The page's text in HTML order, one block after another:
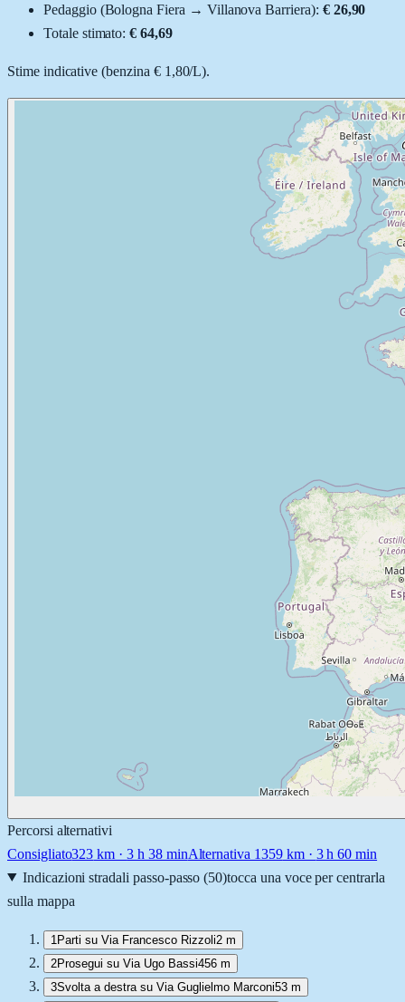
Pedaggio (Bologna Fiera → Villanova Barriera): € 26,90
Totale stimato:€ 64,69
Stime indicative (benzina € 1,80/L).
Percorsi alternativi
Consigliato323 km ·3 h 38 minAlternativa 1359km · 3 h 60 min
Indicazioni stradali passo-passo (50)tocca una voce per centrarla
sulla mappa
1 Parti su Via Francesco Rizzoli2 m
2Prosegui su Via Ugo Bassi456 m
3Svolta a destra su Via Guglielmo Marconi53 m